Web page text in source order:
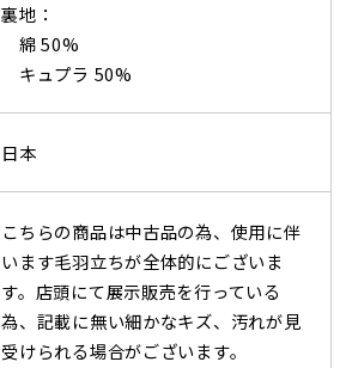
裏地：
綿 50%
キュプラ 50%
日本
こちらの商品は中古品の為、使用に伴
います毛羽立ちが全体的にございま
す。店頭にて展示販売を行っている
為、記載に無い細かなキズ、汚れが見
受けられる場合がございます。